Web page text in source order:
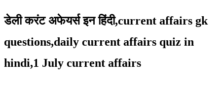
डेली करंट अफेयर्स इन हिंदी,current affairs gk
questions,daily current affairs quiz in
hindi,1 July current affairs